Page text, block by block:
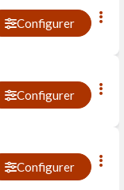
Configurer
Configurer
Configurer